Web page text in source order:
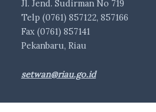
Jl. Jend. Sudirman No 719
Telp (0761) 857122, 857166
Fax (0761) 857141
Pekanbaru, Riau
setwan@riau.go.id